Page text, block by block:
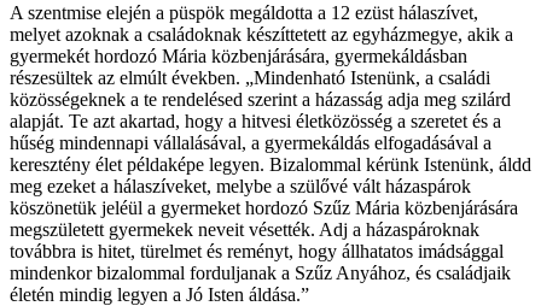
A szentmise elején a püspök megáldotta a 12 ezüst hálaszívet,
melyet azoknak a családoknak készíttetett az egyházmegye, akik a
gyermekét hordozó Mária közbenjárására, gyermekáldásban
részesültek az elmúlt években. „Mindenható Istenünk, a családi
közösségeknek a te rendelésed szerint a házasság adja meg szilárd
alapját. Te azt akartad, hogy a hitvesi életközösség a szeretet és a
hűség mindennapi vállalásával, a gyermekáldás elfogadásával a
keresztény élet példaképe legyen. Bizalommal kérünk Istenünk, áldd
meg ezeket a hálaszíveket, melybe a szülővé vált házaspárok
köszönetük jeléül a gyermeket hordozó Szűz Mária közbenjárására
megszületett gyermekek neveit vésették. Adj a házaspároknak
továbbra is hitet, türelmet és reményt, hogy állhatatos imádsággal
mindenkor bizalommal forduljanak a Szűz Anyához, és családjaik
életén mindig legyen a Jó Isten áldása.”